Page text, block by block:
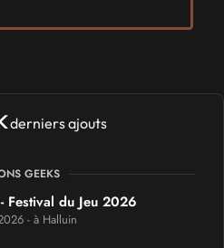
derniers ajouts
GEEKS
Festival du Jeu 2026
- à Halluin